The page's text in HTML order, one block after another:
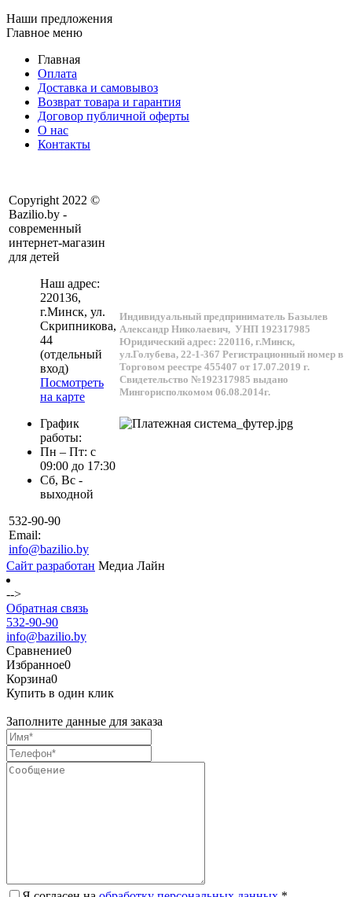
Наши предложения
Главное меню
Главная
Оплата
Доставка и самовывоз
Возврат товара и гарантия
Договор публичной оферты
О нас
Контакты
Copyright 2022 ©
Bazilio.by -
современный
интернет-магазин
для детей
Наш адрес:
220136,
г.Минск, ул.
Скрипникова,
44
(отдельный
вход)
Посмотреть
на карте
График
работы:
Пн – Пт: с
09:00 до 17:30
Сб, Вс -
выходной
532-90-90
Email:
info@bazilio.by
Индивидуальный предприниматель Базылев
Александр Николаевич, УНП 192317985
Юридический адрес: 220116, г.Минск,
ул.Голубева, 22-1-367 Регистрационный номер в
Торговом реестре 455407 от 17.07.2019 г.
Свидетельство №192317985 выдано
Мингорисполкомом 06.08.2014г.
Сайт разработан Медиа Лайн
-->
Обратная связь
532-90-90
info@bazilio.by
Сравнение0
Избранное0
Корзина0
Купить в один клик
Заполните данные для заказа